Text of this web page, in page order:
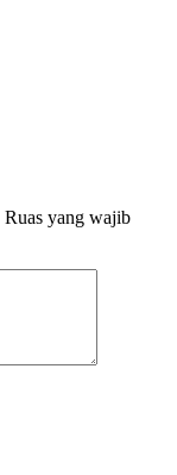
Ruas yang wajib